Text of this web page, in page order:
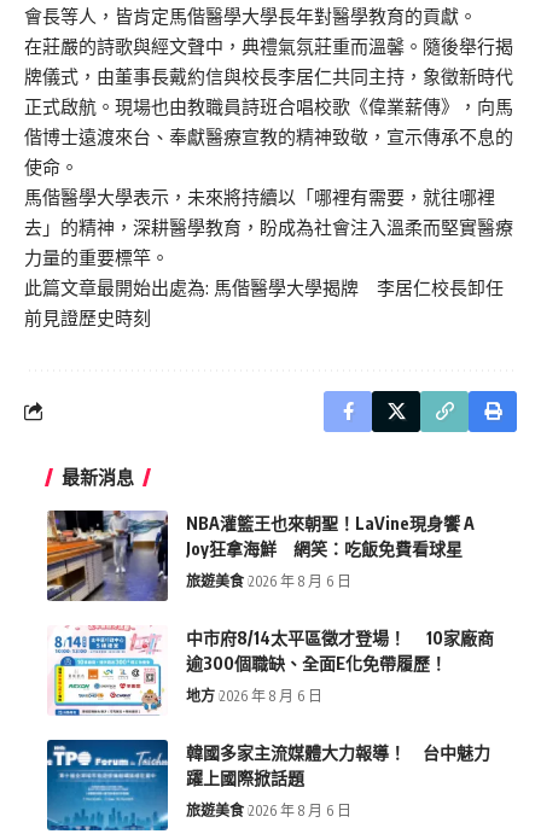
會長等人，皆肯定馬偕醫學大學長年對醫學教育的貢獻。
在莊嚴的詩歌與經文聲中，典禮氣氛莊重而溫馨。隨後舉行揭
牌儀式，由董事長戴約信與校長李居仁共同主持，象徵新時代
正式啟航。現場也由教職員詩班合唱校歌《偉業薪傳》，向馬
偕博士遠渡來台、奉獻醫療宣教的精神致敬，宣示傳承不息的
使命。
馬偕醫學大學表示，未來將持續以「哪裡有需要，就往哪裡
去」的精神，深耕醫學教育，盼成為社會注入溫柔而堅實醫療
力量的重要標竿。
此篇文章最開始出處為: 馬偕醫學大學揭牌 李居仁校長卸任
前見證歷史時刻
最新消息
NBA灌籃王也來朝聖！LaVine現身饗 A
Joy狂拿海鮮 網笑：吃飯免費看球星
旅遊美食 2026 年 8 月 6 日
中市府8/14太平區徵才登場！ 10家廠商
逾300個職缺、全面E化免帶履歷！
地方 2026 年 8 月 6 日
韓國多家主流媒體大力報導！ 台中魅力
躍上國際掀話題
旅遊美食 2026 年 8 月 6 日